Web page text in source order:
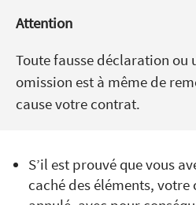
Attention
Toute fausse déclaration ou
omission est à même de
cause votre contrat.
S’il est prouvé que vous
caché des éléments,